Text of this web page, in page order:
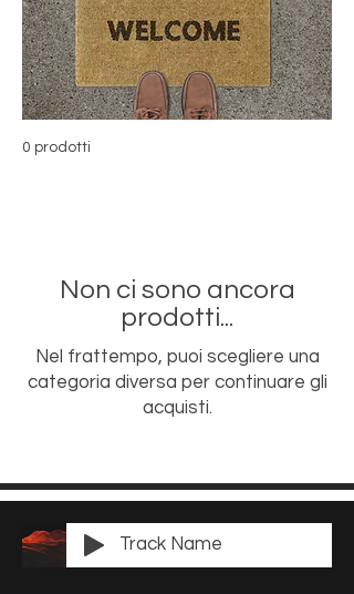
0 prodotti
Non ci sono ancora
prodotti...
Nel frattempo, puoi scegliere una
categoria diversa per continuare gli
acquisti.
Track Name